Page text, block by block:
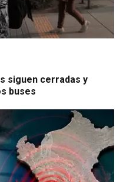
siguen cerradas y
buses